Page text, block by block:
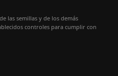
las semillas y de los demás
controles para cumplir con